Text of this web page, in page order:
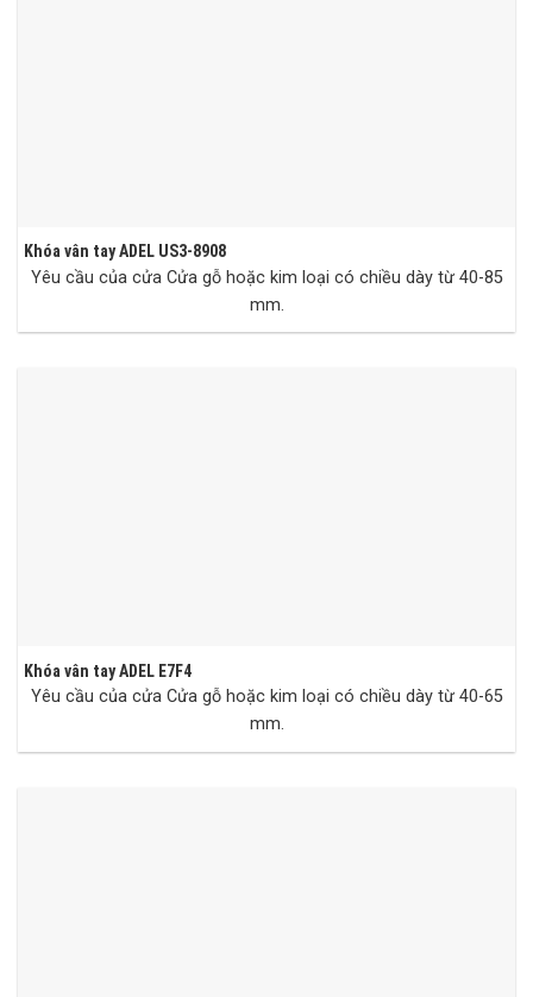
Khóa vân tay ADEL US3-8908
Yêu cầu của cửa Cửa gỗ hoặc kim loại có chiều dày từ 40-85
mm.
Khóa vân tay ADEL E7F4
Yêu cầu của cửa Cửa gỗ hoặc kim loại có chiều dày từ 40-65
mm.